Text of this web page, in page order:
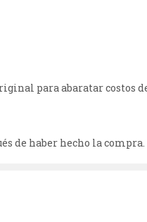
para abaratar costos
de haber hecho la